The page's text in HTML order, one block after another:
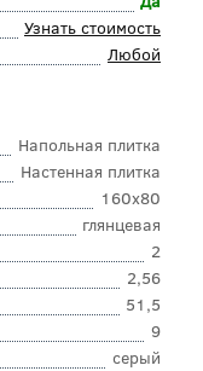
Узнать стоимость
Любой
Напольная плитка
Настенная плитка
160x80
глянцевая
2
2,56
51,5
9
серый